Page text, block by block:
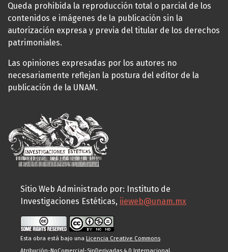
Queda prohibida la reproducción total o parcial de los
contenidos e imágenes de la publicación sin la
autorización expresa y previa del titular de los derechos
patrimoniales.
Las opiniones expresadas por los autores no
necesariamente reflejan la postura del editor de la
publicación de la UNAM.
Sitio Web Administrado por: Instituto de
Investigaciones Estéticas, iieweb@unam.mx
Esta obra está bajo una Licencia Creative Commons
Atribución-NoComercial-SinDerivadas 4.0 Internacional.